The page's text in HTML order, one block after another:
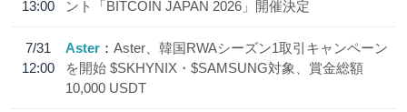
13:00
ント「BITCOIN JAPAN 2026」開催決定
7/31
12:00
Aster
Aster、韓国RWAシーズン1取引キャンペーン
を開始 $SKHYNIX・$SAMSUNG対象、賞金総額
10,000 USDT